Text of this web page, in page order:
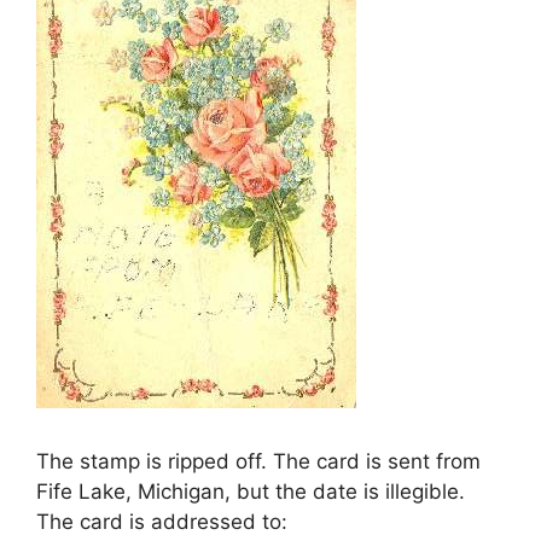
The stamp is ripped off. The card is sent from
Fife Lake, Michigan, but the date is illegible.
The card is addressed to: